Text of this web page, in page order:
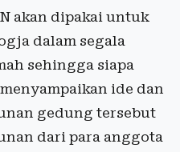
akan dipakai untuk
dalam segala
sehingga siapa
ide dan
gedung tersebut
dari para anggota